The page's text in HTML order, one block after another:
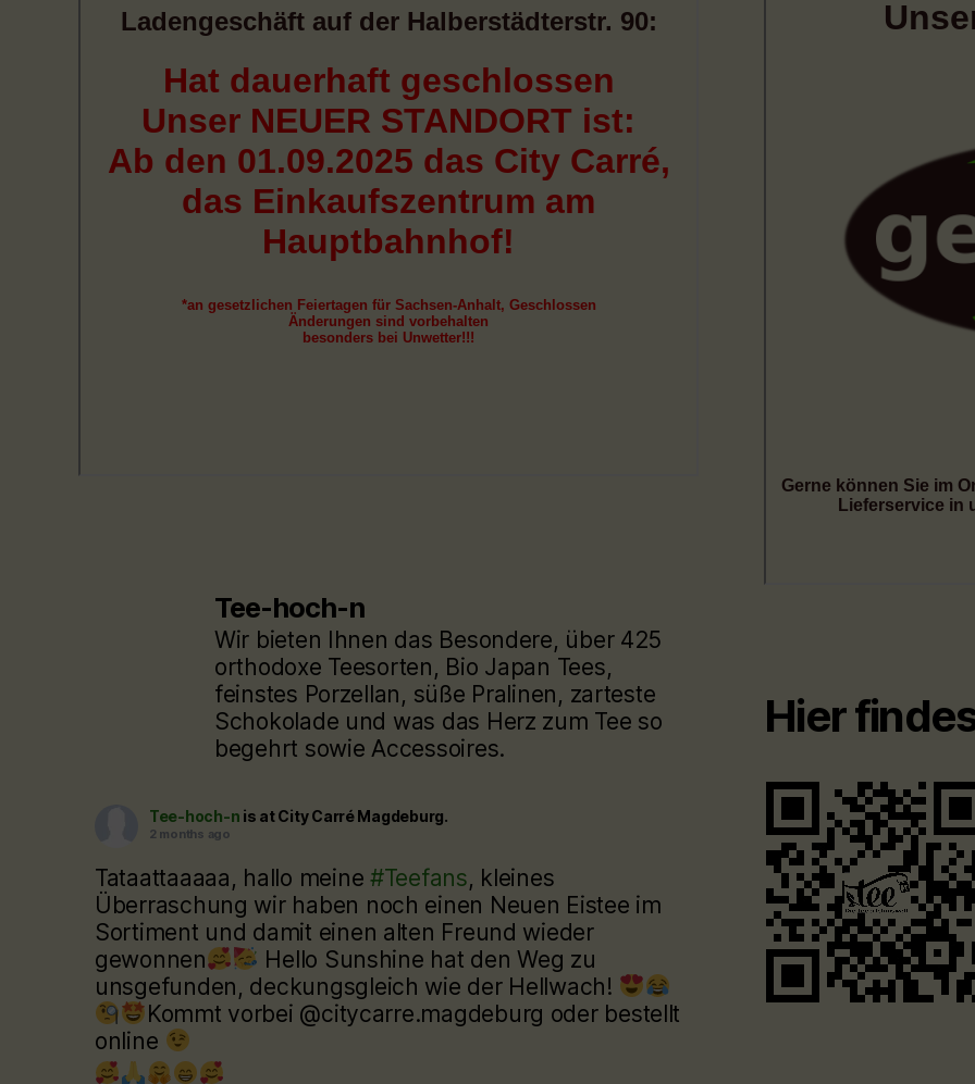
Tee-hoch-n
Wir bieten Ihnen das Besondere, über 425
orthodoxe Teesorten, Bio Japan Tees,
feinstes Porzellan, süße Pralinen, zarteste
Schokolade und was das Herz zum Tee so
begehrt sowie Accessoires.
Tee-hoch-n is at City Carré Magdeburg.
2 months ago
Tataattaaaaa, hallo meine #Teefans, kleines
Überraschung wir haben noch einen Neuen Eistee im
Sortiment und damit einen alten Freund wieder
gewonnen
Hello Sunshine hat den Weg zu
unsgefunden, deckungsgleich wie der Hellwach!
Kommt vorbei @citycarre.magdeburg oder bestellt
online
Hier